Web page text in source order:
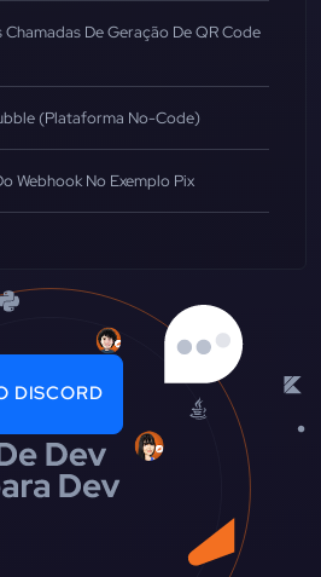
Chamadas De Geração De QR Code
(Plataforma No-Code)
Webhook No Exemplo Pix
DISCORD